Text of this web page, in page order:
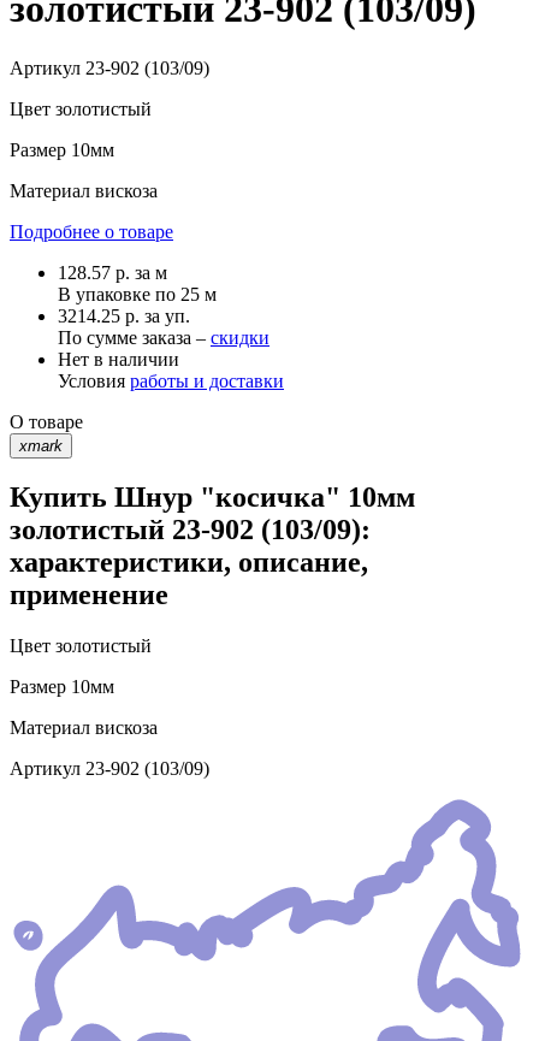
Артикул 23-902 (103/09)
Цвет золотистый
Размер 10мм
Материал вискоза
Подробнее о товаре
128.57 р. за м
В упаковке по 25 м
3214.25 р. за уп.
По сумме заказа – скидки
Нет в наличии
Условия работы и доставки
О товаре
xmark
Купить Шнур "косичка" 10мм
золотистый 23-902 (103/09):
характеристики, описание,
применение
Цвет золотистый
Размер 10мм
Материал вискоза
Артикул 23-902 (103/09)